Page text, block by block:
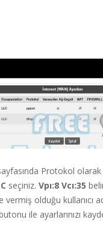
Protokol olarak
seçiniz. Vpı:8 Vcı:35
vermiş olduğu kullanıcı
ile ayarlarınızı